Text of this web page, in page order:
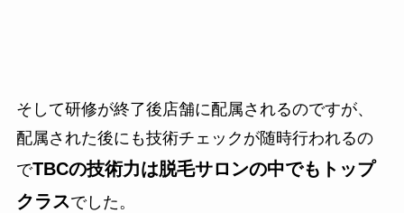
そして研修が終了後店舗に配属されるのですが、
配属された後にも技術チェックが随時行われるの
でTBCの技術力は脱毛サロンの中でもトップ
クラスでした。